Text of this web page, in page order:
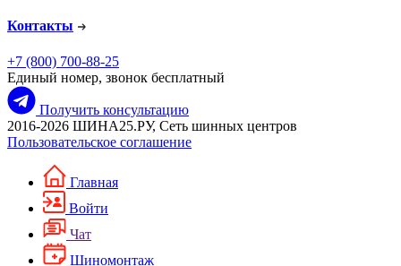
Контакты
+7 (800) 700-88-25
Единый номер, звонок бесплатный
Получить консультацию
2016-2026 ШИНА25.РУ, Сеть шинных центров
Пользовательское соглашение
Главная
Войти
Чат
Шиномонтаж